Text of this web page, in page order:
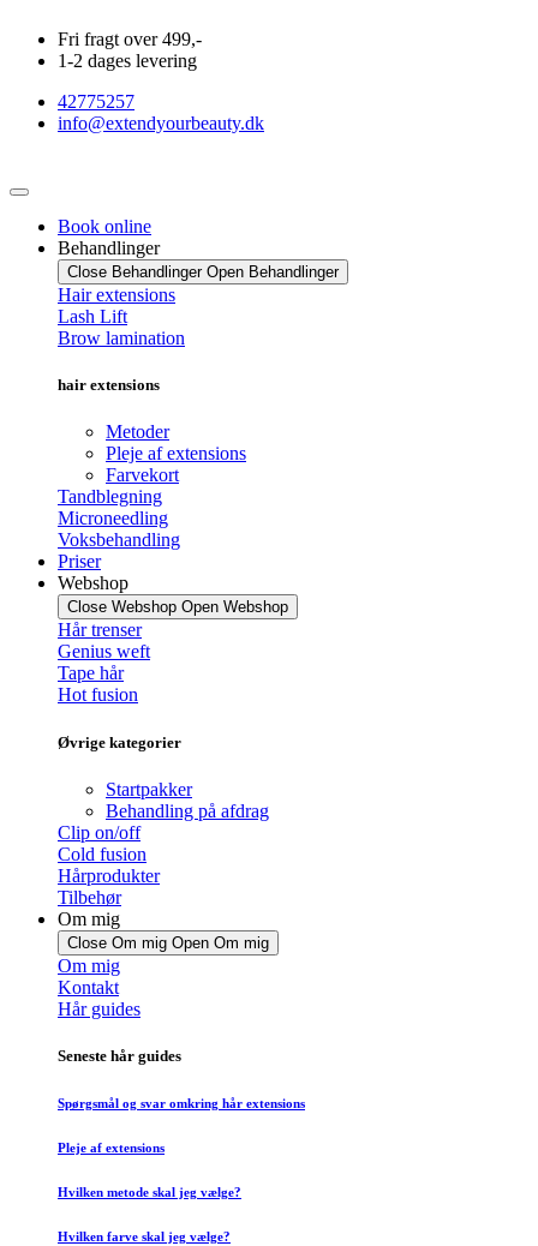
indhold
Fri fragt over 499,-
1-2 dages levering
42775257
info@extendyourbeauty.dk
Book online
Behandlinger
Close Behandlinger Open Behandlinger
Hair extensions
Lash Lift
Brow lamination
hair extensions
Metoder
Pleje af extensions
Farvekort
Tandblegning
Microneedling
Voksbehandling
Priser
Webshop
Close Webshop Open Webshop
Hår trenser
Genius weft
Tape hår
Hot fusion
Øvrige kategorier
Startpakker
Behandling på afdrag
Clip on/off
Cold fusion
Hårprodukter
Tilbehør
Om mig
Close Om mig Open Om mig
Om mig
Kontakt
Hår guides
Seneste hår guides
Spørgsmål og svar omkring hår extensions
Pleje af extensions
Hvilken metode skal jeg vælge?
Hvilken farve skal jeg vælge?